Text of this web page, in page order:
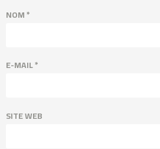
NOM*
E-MAIL*
SITE WEB